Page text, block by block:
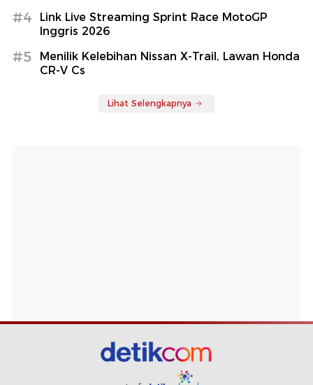
#4
Link Live Streaming Sprint Race MotoGP
Inggris 2026
#5
Menilik Kelebihan Nissan X-Trail, Lawan Honda
CR-V Cs
Lihat Selengkapnya